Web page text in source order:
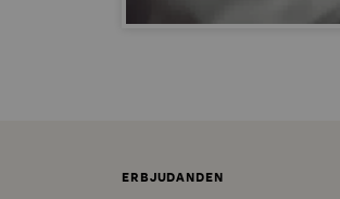
ERBJUDANDEN